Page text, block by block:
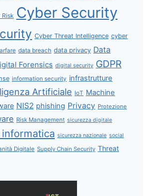
Cyber Security
Cyber Threat Intelligence cyber
data breach data privacy Data
Forensics digital security GDPR
information security infrastrutture
Artificiale IoT Machine
NIS2 phishing Privacy Protezione
Risk Management sicurezza digitale
sicurezza nazionale social
Digitale Supply Chain Security Threat